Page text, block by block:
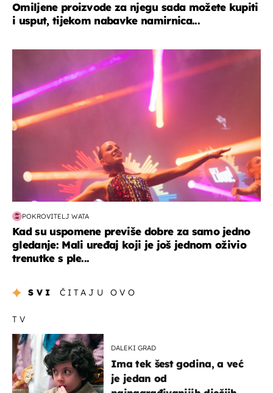
Omiljene proizvode za njegu sada možete kupiti
i usput, tijekom nabavke namirnica...
POKROVITELJ WATA
Kad su uspomene previše dobre za samo jedno
gledanje: Mali uređaj koji je još jednom oživio
trenutke s ple...
SVI ČITAJU OVO
TV
DALEKI GRAD
Ima tek šest godina, a već
je jedan od